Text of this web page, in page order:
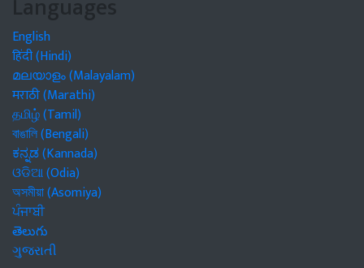
Languages
English
हिंदी (Hindi)
മലയാളം (Malayalam)
मराठी (Marathi)
தமிழ் (Tamil)
বাঙালি (Bengali)
ಕನ್ನಡ (Kannada)
ଓଡିଆ (Odia)
অসমীয়া (Asomiya)
ਪੰਜਾਬੀ
తెలుగు
ગુજરાતી